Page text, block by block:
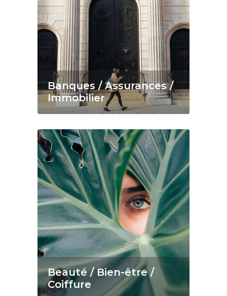
Banques / Assurances /
Immobilier
Beauté / Bien-être /
Coiffure